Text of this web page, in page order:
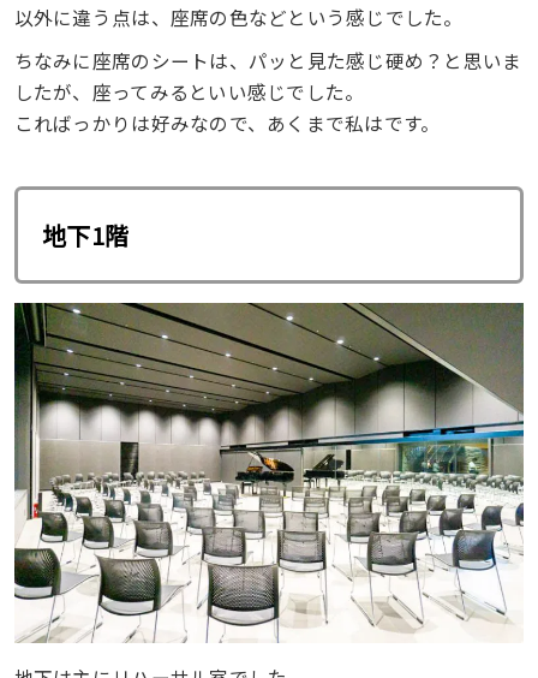
以外に違う点は、座席の色などという感じでした。
ちなみに座席のシートは、パッと見た感じ硬め？と思いま
したが、座ってみるといい感じでした。
こればっかりは好みなので、あくまで私はです。
地下1階